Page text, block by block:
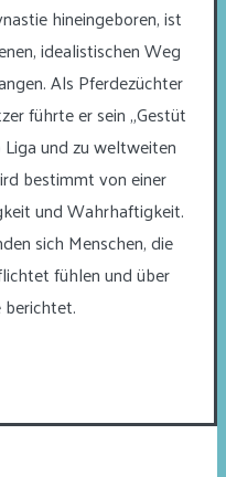
hineingeboren, ist
idealistischen Weg
Als Pferdezüchter
führte er sein „Gestüt
und zu weltweiten
bestimmt von einer
und Wahrhaftigkeit.
sich Menschen, die
fühlen und über